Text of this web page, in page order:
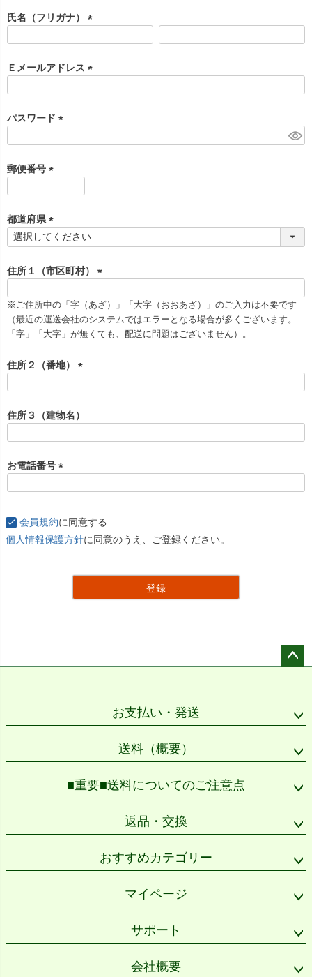
須
)
氏名（フリガナ）
須
)
Ｅメールアドレス
)
パスワード
)
郵便番号
須
)
都道府県
(
須
)
住所１（市区町村）
必
須
)
※ご住所中の「字（あざ）」「大字（おおあざ）」のご入力は不要です
（最近の運送会社のシステムではエラーとなる場合が多くございます。
「字」「大字」が無くても、配送に問題はございません）。
住所２（番地）
須
)
住所３（建物名）
お電話番号
)
会員規約に同意する
個人情報保護方針に同意のうえ、ご登録ください。
登録
お支払い・発送
送料（概要）
■重要■送料についてのご注意点
返品・交換
おすすめカテゴリー
マイページ
サポート
会社概要